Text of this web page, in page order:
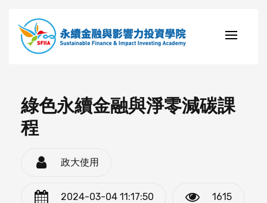
綠色永續金融與淨零減碳課
程
政大使用
2024-03-04 11:17:50 1615